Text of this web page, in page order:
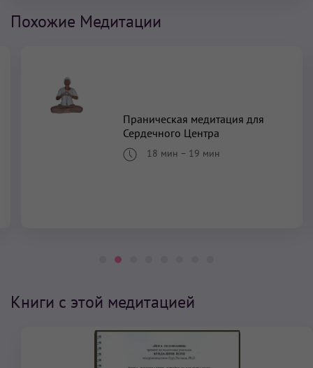
Похожие Медитации
Праническая медитация для
Сердечного Центра
18 мин – 19 мин
Книги с этой медитацией